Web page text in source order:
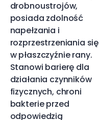
drobnoustrojów,
posiada zdolność
napełzania i
rozprzestrzeniania się
w płaszczyźnie rany.
Stanowi barierę dla
działania czynników
fizycznych, chroni
bakterie przed
odpowiedzią